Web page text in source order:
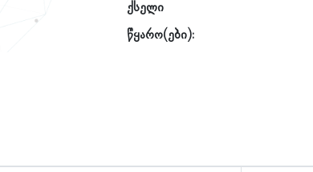
ქსელი
წყარო(ები):